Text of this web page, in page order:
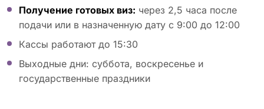
Получение готовых виз: через 2,5 часа после
подачи или в назначенную дату с 9:00 до 12:00
Кассы работают до 15:30
Выходные дни: суббота, воскресенье и
государственные праздники